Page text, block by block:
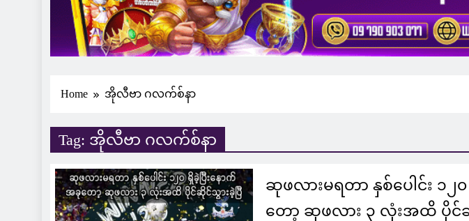
Home အိုလီဗာ ဂလက်စ်နာ
Tag: အိုလီဗာ ဂလက်စ်နာ
ဆုဖလားမရတာ နှစ်ပေါင်း ၁၂
တော့ ဆုဖလား ၃ လုံးအထိ ပိုင်